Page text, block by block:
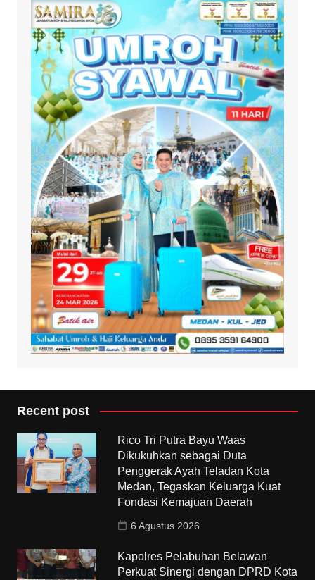
Recent post
Rico Tri Putra Bayu Waas
Dikukuhkan sebagai Duta
Penggerak Ayah Teladan Kota
Medan, Tegaskan Keluarga Kuat
Fondasi Kemajuan Daerah
6 Agustus 2026
Kapolres Pelabuhan Belawan
Perkuat Sinergi dengan DPRD Kota